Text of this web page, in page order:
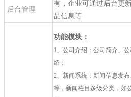
后台管理
有，企业可通过后台更
品信息等
功能模块：
1、公司介绍：公司简介、
绍；
2、新闻系统：新闻信息发
等，新闻栏目多级分类，如